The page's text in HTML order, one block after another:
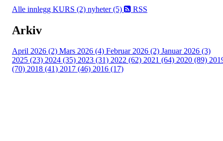
Alle innlegg KURS (2) nyheter (5) RSS
Arkiv
April 2026 (2) Mars 2026 (4) Februar 2026 (2) Januar 2026 (3)
2025 (23) 2024 (35) 2023 (31) 2022 (62) 2021 (64) 2020 (89)
(70) 2018 (41) 2017 (46) 2016 (17)